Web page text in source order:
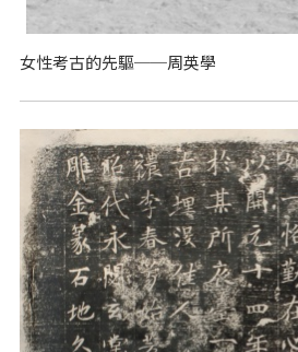
女性考古的先驅──周英學